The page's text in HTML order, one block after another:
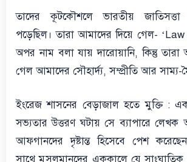
তাদের কূটকৌশলে ভারতীয় জাতিসত্তা
পড়েছিল। তারা আমাদের দিয়ে গেল-
অপর নাম বলা যায় দারোয়ানি, কিন্তু
গেল আমাদের সৌহার্দ্য, সম্প্রীতি আর সাম্য-
ইংরেজ শাসনের বেড়াজাল হতে মুক্তি :
সভ্যতার উত্তরণ ঘটায় সে ব্যাপারে লেখক
আফগানদের দৃষ্টান্ত হিসেবে পেশ
সাথে মুসলমানদের এককালে যে সাংঘাতিক